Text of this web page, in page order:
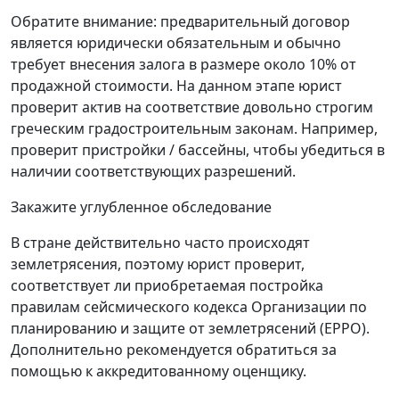
Обратите внимание: предварительный договор
является юридически обязательным и обычно
требует внесения залога в размере около 10% от
продажной стоимости. На данном этапе юрист
проверит актив на соответствие довольно строгим
греческим градостроительным законам. Например,
проверит пристройки / бассейны, чтобы убедиться в
наличии соответствующих разрешений.
Закажите углубленное обследование
В стране действительно часто происходят
землетрясения, поэтому юрист проверит,
соответствует ли приобретаемая постройка
правилам сейсмического кодекса Организации по
планированию и защите от землетрясений (EPPO).
Дополнительно рекомендуется обратиться за
помощью к аккредитованному оценщику.